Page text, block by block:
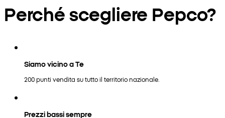
Perché scegliere Pepco?
Siamo vicino a Te
200 punti vendita su tutto il territorio nazionale.
Prezzi bassi sempre